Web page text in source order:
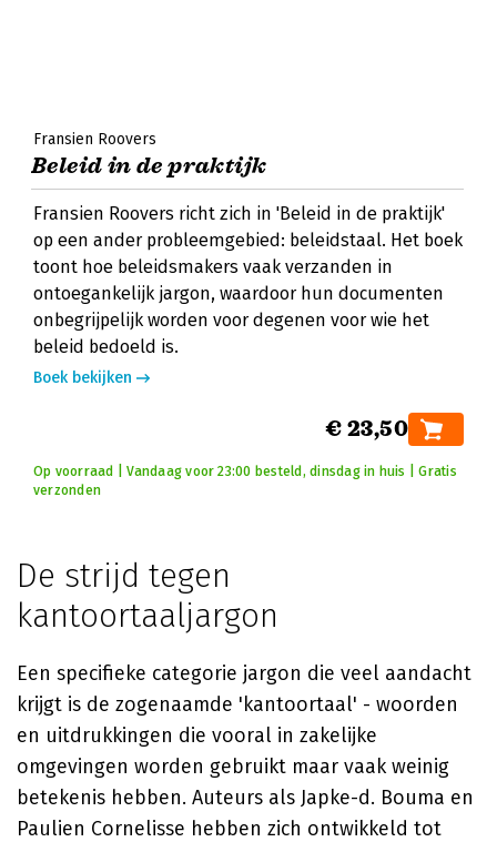
Fransien Roovers
Beleid in de praktijk
Fransien Roovers richt zich in 'Beleid in de praktijk'
op een ander probleemgebied: beleidstaal. Het boek
toont hoe beleidsmakers vaak verzanden in
ontoegankelijk jargon, waardoor hun documenten
onbegrijpelijk worden voor degenen voor wie het
beleid bedoeld is.
Boek bekijken
€ 23,50
Op voorraad | Vandaag voor 23:00 besteld, dinsdag in huis | Gratis
verzonden
De strijd tegen
kantoortaaljargon
Een specifieke categorie jargon die veel aandacht
krijgt is de zogenaamde 'kantoortaal' - woorden
en uitdrukkingen die vooral in zakelijke
omgevingen worden gebruikt maar vaak weinig
betekenis hebben. Auteurs als Japke-d. Bouma en
Paulien Cornelisse hebben zich ontwikkeld tot